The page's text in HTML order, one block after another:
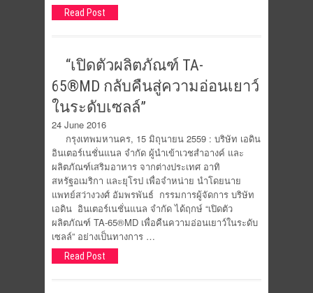
Read Post
“เปิดตัวผลิตภัณฑ์ TA-
65®MD กลับคืนสู่ความอ่อนเยาว์
ในระดับเซลล์”
24 June 2016
กรุงเทพมหานคร, 15 มิถุนายน 2559 : บริษัท เอดิน
อินเตอร์เนชั่นแนล จำกัด ผู้นำเข้าเวชสำอางค์ และ
ผลิตภัณฑ์เสริมอาหาร จากต่างประเทศ อาทิ
สหรัฐอเมริกา และยุโรป เพื่อจำหน่าย นำโดยนาย
แพทย์สว่างวงศ์ อัมพรพันธ์ กรรมการผู้จัดการ บริษัท
เอดิน อินเตอร์เนชั่นแนล จำกัด ได้ฤกษ์ “เปิดตัว
ผลิตภัณฑ์ TA-65®MD เพื่อคืนความอ่อนเยาว์ในระดับ
เซลล์” อย่างเป็นทางการ …
Read Post